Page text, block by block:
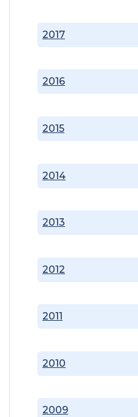
2009
2010
2011
2012
2013
2014
2015
2016
2017